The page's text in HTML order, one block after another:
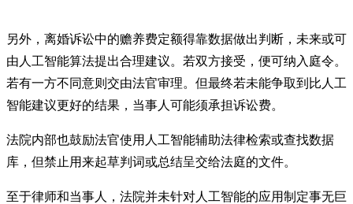
另外，离婚诉讼中的赡养费定额得靠数据做出判断，未来或可
由人工智能算法提出合理建议。若双方接受，便可纳入庭令。
若有一方不同意则交由法官审理。但最终若未能争取到比人工
智能建议更好的结果，当事人可能须承担诉讼费。
法院内部也鼓励法官使用人工智能辅助法律检索或查找数据
库，但禁止用来起草判词或总结呈交给法庭的文件。
至于律师和当事人，法院并未针对人工智能的应用制定事无巨